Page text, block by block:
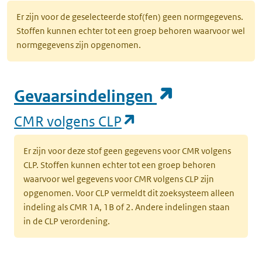
Er zijn voor de geselecteerde stof(fen) geen normgegevens.
Stoffen kunnen echter tot een groep behoren waarvoor wel
normgegevens zijn opgenomen.
Gevaarsindelingen
CMR volgens CLP
Er zijn voor deze stof geen gegevens voor CMR volgens
CLP. Stoffen kunnen echter tot een groep behoren
waarvoor wel gegevens voor CMR volgens CLP zijn
opgenomen. Voor CLP vermeldt dit zoeksysteem alleen
indeling als CMR 1A, 1B of 2. Andere indelingen staan
in de CLP verordening.